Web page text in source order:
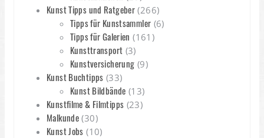
Kunst Tipps und Ratgeber (266)
Tipps für Kunstsammler (6)
Tipps für Galerien (161)
Kunsttransport (3)
Kunstversicherung (9)
Kunst Buchtipps (33)
Kunst Bildbände (13)
Kunstfilme & Filmtipps (23)
Malkunde (30)
Kunst Jobs (10)